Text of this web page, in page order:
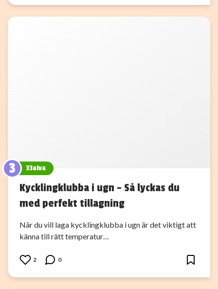
3 33alva
Kycklingklubba i ugn – Så lyckas du
med perfekt tillagning
När du vill laga kycklingklubba i ugn är det viktigt att
känna till rätt temperatur…
2 0